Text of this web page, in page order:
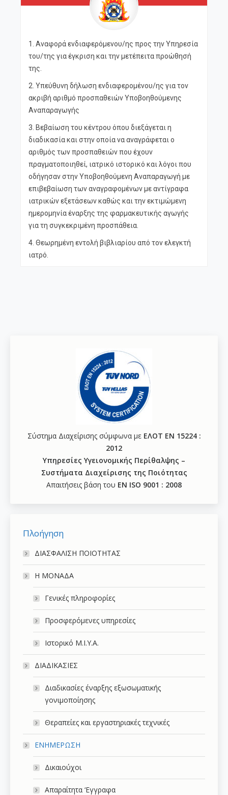
1. Αναφορά ενδιαφερόμενου/ης προς την Υπηρεσία
του/της για έγκριση και την μετέπειτα προώθησή
της.
2. Υπεύθυνη δήλωση ενδιαφερομένου/ης για τον
ακριβή αριθμό προσπαθειών Υποβοηθούμενης
Αναπαραγωγής
3. Βεβαίωση του κέντρου όπου διεξάγεται η
διαδικασία και στην οποία να αναγράφεται ο
αριθμός των προσπαθειών που έχουν
πραγματοποιηθεί, ιατρικό ιστορικό και λόγοι που
οδήγησαν στην Υποβοηθούμενη Αναπαραγωγή με
επιβεβαίωση των αναγραφομένων με αντίγραφα
ιατρικών εξετάσεων καθώς και την εκτιμώμενη
ημερομηνία έναρξης της φαρμακευτικής αγωγής
για τη συγκεκριμένη προσπάθεια.
4. Θεωρημένη εντολή βιβλιαρίου από τον ελεγκτή
ιατρό.
Σύστημα Διαχείρισης σύμφωνα με ΕΛΟΤ ΕΝ 15224 :
2012
Υπηρεσίες Υγειονομικής Περίθαλψης –
Συστήματα Διαχείρισης της Ποιότητας
Απαιτήσεις βάση του ΕΝ ISO 9001 : 2008
Πλοήγηση
ΔΙΑΣΦΑΛΙΣΗ ΠΟΙΟΤΗΤΑΣ
Η ΜΟΝΑΔΑ
Γενικές πληροφορίες
Προσφερόμενες υπηρεσίες
Ιστορικό Μ.Ι.Υ.Α.
ΔΙΑΔΙΚΑΣΙΕΣ
Διαδικασίες έναρξης εξωσωματικής
γονιμοποίησης
Θεραπείες και εργαστηριακές τεχνικές
ΕΝΗΜΕΡΩΣΗ
Δικαιούχοι
Απαραίτητα ‘Εγγραφα